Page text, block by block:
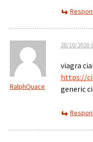
RalphQuace
28/10/2020
viagra
https://
generic